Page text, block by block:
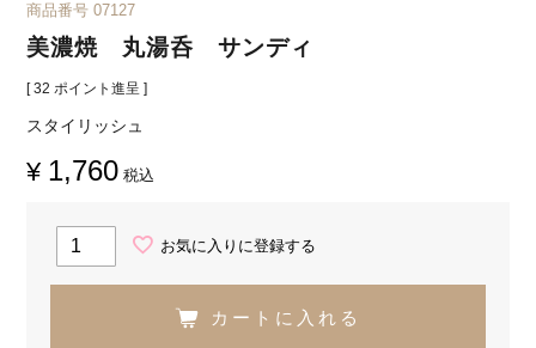
商品番号 07127
美濃焼 丸湯呑 サンディ
[ 32 ポイント進呈 ]
スタイリッシュ
¥ 1,760 税込
お気に入りに登録する
カートに入れる